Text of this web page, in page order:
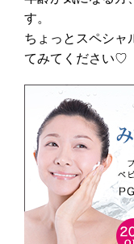
す。
ちょっとスペシャ
てみてください♡